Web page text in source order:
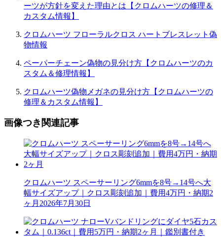
ーツが方針を変えた理由とは【クロムハーツの修理＆
カスタム情報】
クロムハーツ フローラルクロス ハートブレスレット偽
物情報
ペーパーチェーン偽物の見分け方【クロムハーツのカ
スタム＆修理情報】
クロムハーツ偽物メガネの見分け方【クロムハーツの
修理＆カスタム情報】
画像つき関連記事
クロムハーツ スペーサーリング6mmを8号→14号へ大
幅サイズアップ｜クロス彫刻追加｜費用4万円・納期2
ヶ月 2026年7月30日